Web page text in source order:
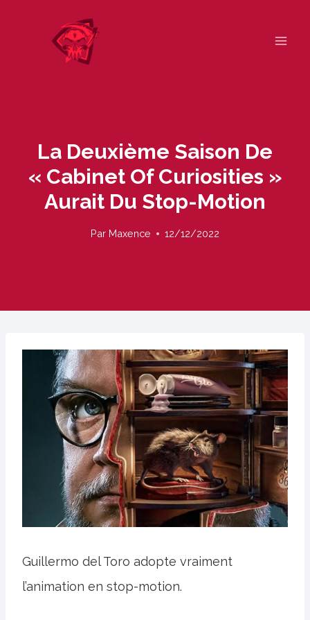
La Deuxième Saison De
« Cabinet Of Curiosities »
Aurait Du Stop-Motion
Par Maxence 12/12/2022
Guillermo del Toro adopte vraiment
l’animation en stop-motion.